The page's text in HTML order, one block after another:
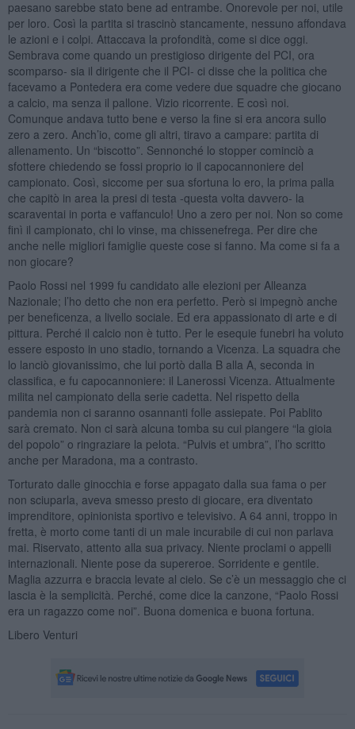
paesano sarebbe stato bene ad entrambe. Onorevole per noi, utile
per loro. Così la partita si trascinò stancamente, nessuno affondava
le azioni e i colpi. Attaccava la profondità, come si dice oggi.
Sembrava come quando un prestigioso dirigente del PCI, ora
scomparso- sia il dirigente che il PCI- ci disse che la politica che
facevamo a Pontedera era come vedere due squadre che giocano
a calcio, ma senza il pallone. Vizio ricorrente. E così noi.
Comunque andava tutto bene e verso la fine si era ancora sullo
zero a zero. Anch’io, come gli altri, tiravo a campare: partita di
allenamento. Un “biscotto”. Sennonché lo stopper cominciò a
sfottere chiedendo se fossi proprio io il capocannoniere del
campionato. Così, siccome per sua sfortuna lo ero, la prima palla
che capitò in area la presi di testa -questa volta davvero- la
scaraventai in porta e vaffanculo! Uno a zero per noi. Non so come
finì il campionato, chi lo vinse, ma chissenefrega. Per dire che
anche nelle migliori famiglie queste cose si fanno. Ma come si fa a
non giocare?
Paolo Rossi nel 1999 fu candidato alle elezioni per Alleanza
Nazionale; l’ho detto che non era perfetto. Però si impegnò anche
per beneficenza, a livello sociale. Ed era appassionato di arte e di
pittura. Perché il calcio non è tutto. Per le esequie funebri ha voluto
essere esposto in uno stadio, tornando a Vicenza. La squadra che
lo lanciò giovanissimo, che lui portò dalla B alla A, seconda in
classifica, e fu capocannoniere: il Lanerossi Vicenza. Attualmente
milita nel campionato della serie cadetta. Nel rispetto della
pandemia non ci saranno osannanti folle assiepate. Poi Pablito
sarà cremato. Non ci sarà alcuna tomba su cui piangere “la gioia
del popolo” o ringraziare la pelota. “Pulvis et umbra”, l’ho scritto
anche per Maradona, ma a contrasto.
Torturato dalle ginocchia e forse appagato dalla sua fama o per
non sciuparla, aveva smesso presto di giocare, era diventato
imprenditore, opinionista sportivo e televisivo. A 64 anni, troppo in
fretta, è morto come tanti di un male incurabile di cui non parlava
mai. Riservato, attento alla sua privacy. Niente proclami o appelli
internazionali. Niente pose da supereroe. Sorridente e gentile.
Maglia azzurra e braccia levate al cielo. Se c’è un messaggio che ci
lascia è la semplicità. Perché, come dice la canzone, “Paolo Rossi
era un ragazzo come noi”. Buona domenica e buona fortuna.
Libero Venturi